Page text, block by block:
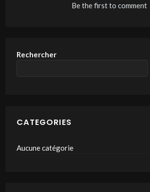
Be the first to comment
Rechercher
CATEGORIES
Aucune catégorie